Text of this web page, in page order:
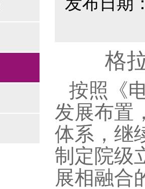
格
按照《
发展布置
体系，继
制定院级
展相融合